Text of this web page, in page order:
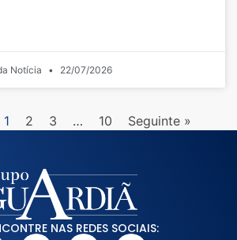
Notícia 22/07/2026
1 2 3 … 10 Seguinte »
NAS REDES SOCIAIS: